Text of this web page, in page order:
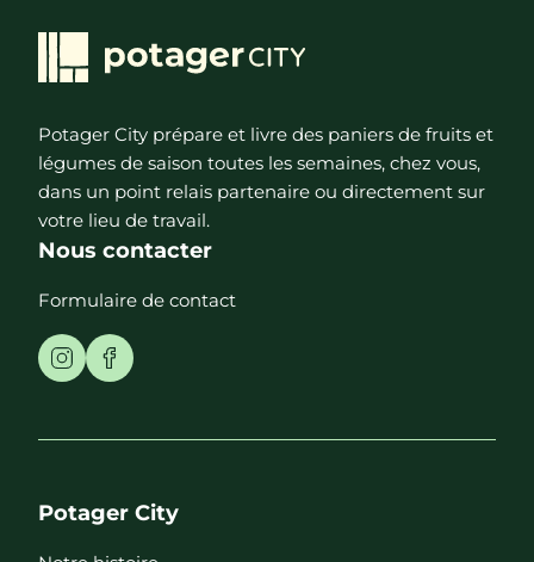
Potager City prépare et livre des paniers de fruits et
légumes de saison toutes les semaines, chez vous,
dans un point relais partenaire ou directement sur
votre lieu de travail.
Nous contacter
Formulaire de contact
Potager City